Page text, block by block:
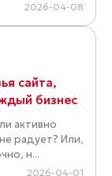
2026-04-08
сайта,
бизнес
активно
радует? Или,
н...
2026-04-01